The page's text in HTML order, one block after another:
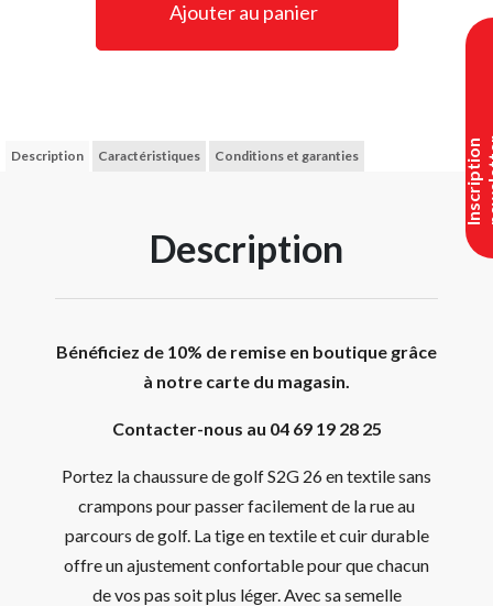
I
n
s
c
r
i
p
t
i
o
n
n
e
w
s
l
e
t
t
e
Ajouter au panier
Description Caractéristiques Conditions et garanties
Description
Bénéficiez de 10% de remise en boutique grâce
à notre carte du magasin.
Contacter-nous au 04 69 19 28 25
Portez la chaussure de golf S2G 26 en textile sans
crampons pour passer facilement de la rue au
parcours de golf. La tige en textile et cuir durable
offre un ajustement confortable pour que chacun
de vos pas soit plus léger. Avec sa semelle